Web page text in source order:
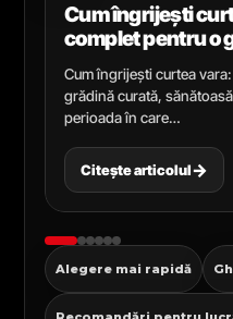
Cum îngrijești
complet pentru o
sănătoasă și ușor
Cum îngrijești curtea
grădină curată,
perioada în care…
Citește articolul→
Alegere mai rapidă